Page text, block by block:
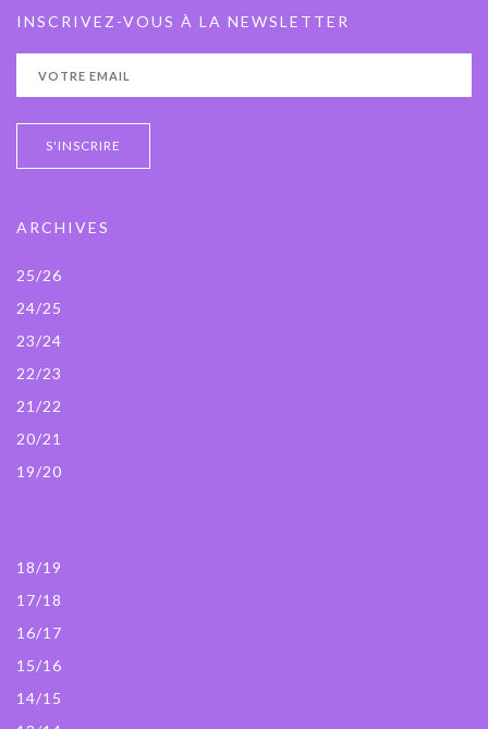
INSCRIVEZ-VOUS À LA NEWSLETTER
ARCHIVES
25/26
24/25
23/24
22/23
21/22
20/21
19/20
18/19
17/18
16/17
15/16
14/15